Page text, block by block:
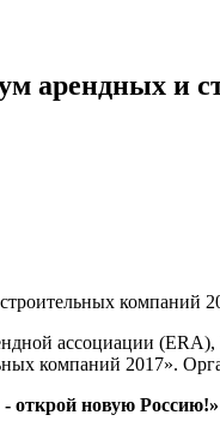
арендных и
ассоциации
компаний 2017».
новую Россию!»